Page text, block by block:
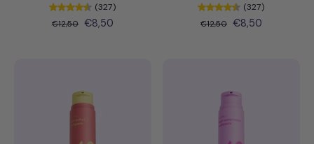
(327)
€12,50 €8,50
(327)
€12,50 €8,50